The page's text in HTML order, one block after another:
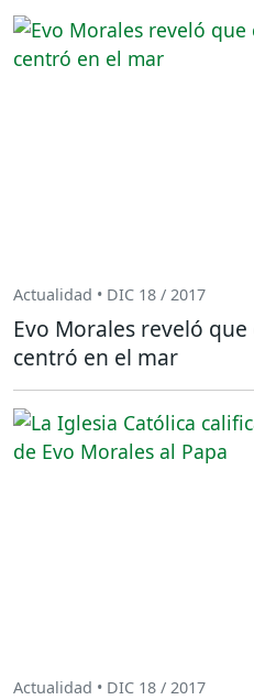
Actualidad • DIC 18 / 2017
Evo Morales reveló
centró en el mar
Actualidad • DIC 18 / 2017